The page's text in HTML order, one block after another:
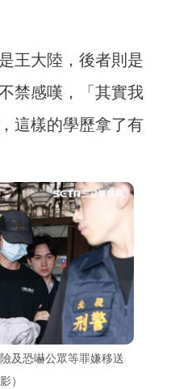
王大陸，後者則是
禁感嘆，「其實我
這樣的學歷拿了有
及恐嚇公眾等罪嫌移送
）